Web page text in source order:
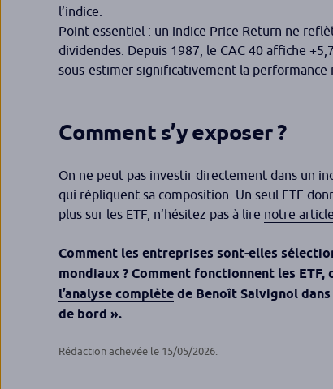
l’indice.
Point essentiel : un indice Price Return ne
dividendes. Depuis 1987, le CAC 40 affiche
sous-estimer significativement la performance
Comment s’y exposer ?
On ne peut pas investir directement dans un
qui répliquent sa composition. Un seul ETF
plus sur les ETF, n’hésitez pas à lire notre
Comment les entreprises sont-elles
mondiaux ? Comment fonctionnent les
l’analyse complète de Benoît Salvignol
de bord ».
Rédaction achevée le 15/05/2026.